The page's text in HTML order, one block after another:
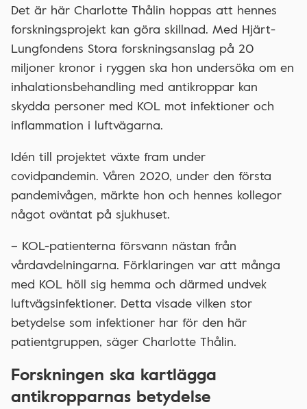
Det är här Charlotte Thålin hoppas att hennes
forskningsprojekt kan göra skillnad. Med Hjärt-
Lungfondens Stora forskningsanslag på 20
miljoner kronor i ryggen ska hon undersöka om en
inhalationsbehandling med antikroppar kan
skydda personer med KOL mot infektioner och
inflammation i luftvägarna.
Idén till projektet växte fram under
covidpandemin. Våren 2020, under den första
pandemivågen, märkte hon och hennes kollegor
något oväntat på sjukhuset.
– KOL-patienterna försvann nästan från
vårdavdelningarna. Förklaringen var att många
med KOL höll sig hemma och därmed undvek
luftvägsinfektioner. Detta visade vilken stor
betydelse som infektioner har för den här
patientgruppen, säger Charlotte Thålin.
Forskningen ska kartlägga
antikropparnas betydelse